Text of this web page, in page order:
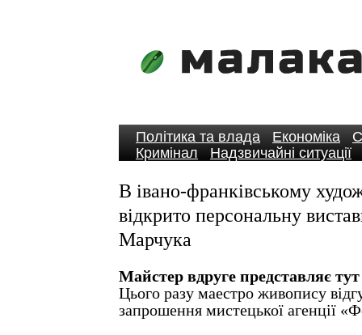
Політика та влада Економіка
Кримінал
Надзвичайні ситуації
В івано-франківському
відкрито персональну
Марчука
Майстер вдруге представляє
Цього разу маестро живопису
запрошення мистецької агенції